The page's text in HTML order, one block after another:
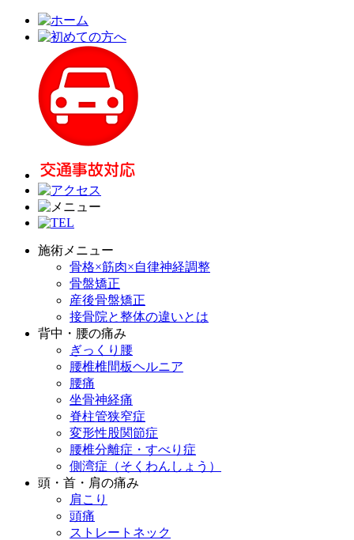
施術メニュー
骨格×筋肉×自律神経調整
骨盤矯正
産後骨盤矯正
接骨院と整体の違いとは
背中・腰の痛み
ぎっくり腰
腰椎椎間板ヘルニア
腰痛
坐骨神経痛
脊柱管狭窄症
変形性股関節症
腰椎分離症・すべり症
側湾症（そくわんしょう）
頭・首・肩の痛み
肩こり
頭痛
ストレートネック